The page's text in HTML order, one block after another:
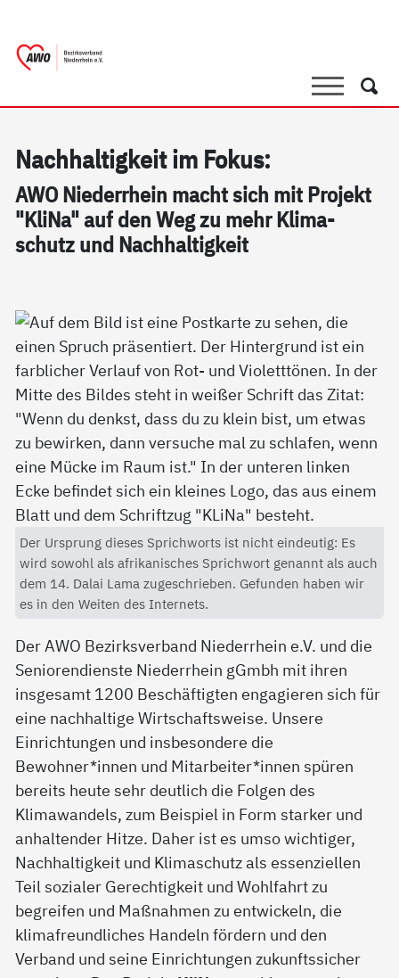
SucheSuche
Nach­hal­tig­keit im Fo­kus:
AWO Nie­der­r­hein macht sich mit Pro­jekt
"Kli­Na" auf den Weg zu mehr Kli­ma­
schutz und Nach­hal­tig­keit
Der Ursprung dieses Sprichworts ist nicht eindeutig: Es
wird sowohl als afrikanisches Sprichwort genannt als auch
dem 14. Dalai Lama zugeschrieben. Gefunden haben wir
es in den Weiten des Internets.
Der AWO Bezirksverband Niederrhein e.V. und die
Seniorendienste Niederrhein gGmbh mit ihren
insgesamt 1200 Beschäftigten engagieren sich für
eine nachhaltige Wirtschaftsweise. Unsere
Einrichtungen und insbesondere die
Bewohner*innen und Mitarbeiter*innen spüren
bereits heute sehr deutlich die Folgen des
Klimawandels, zum Beispiel in Form starker und
anhaltender Hitze. Daher ist es umso wichtiger,
Nachhaltigkeit und Klimaschutz als essenziellen
Teil sozialer Gerechtigkeit und Wohlfahrt zu
begreifen und Maßnahmen zu entwickeln, die
klimafreundliches Handeln fördern und den
Verband und seine Einrichtungen zukunftssicher